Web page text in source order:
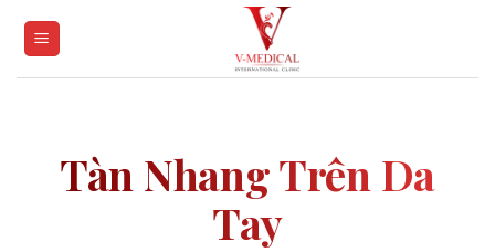
Tàn Nhang Trên Da
Tay